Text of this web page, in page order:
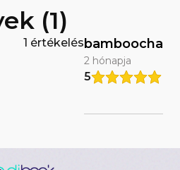
(1)
1 értékelésbamboocha
2 hónapja
5